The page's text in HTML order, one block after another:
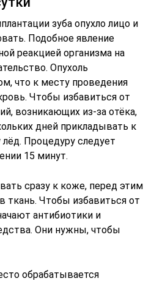
зуба опухло лицо и
Подобное явление
реакцией организма на
Опухоль
что к месту проведения
Чтобы избавиться от
возникающих из-за отёка,
дней прикладывать к
Процедуру следует
15 минут.
сразу к коже, перед этим
ткань. Чтобы избавиться от
антибиотики и
Они нужны, чтобы
обрабатывается